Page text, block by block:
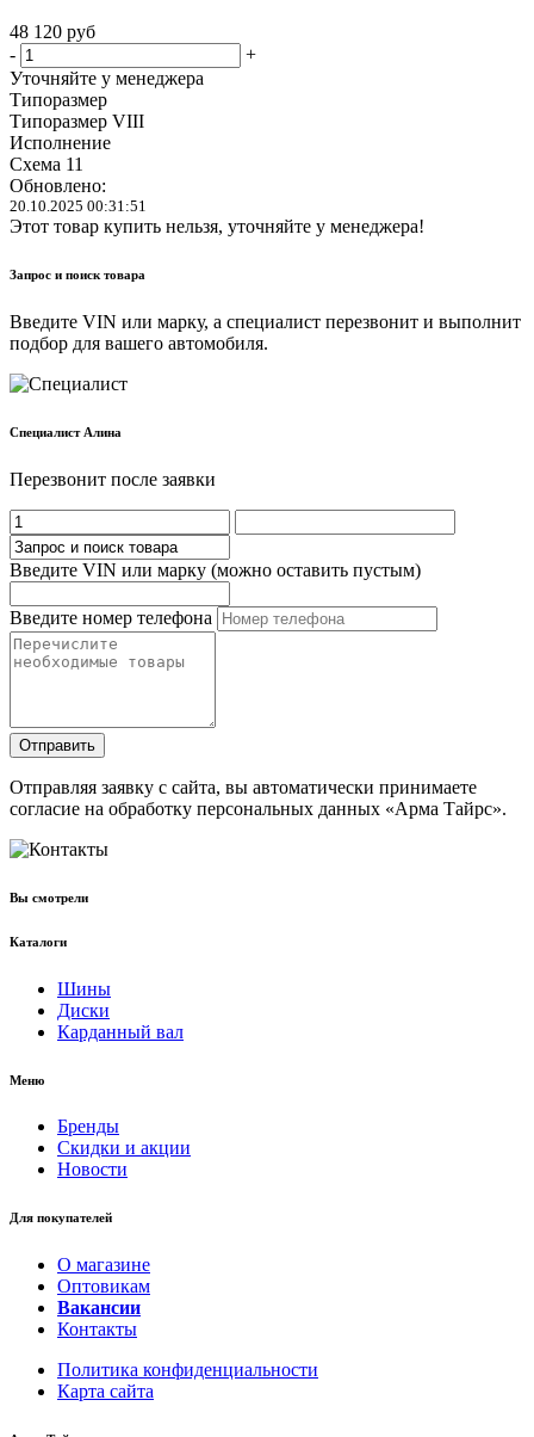
48 120 руб
-
+
Уточняйте у менеджера
Типоразмер
Типоразмер VIII
Исполнение
Схема 11
Обновлено:
20.10.2025 00:31:51
Этот товар купить нельзя, уточняйте у менеджера!
Запрос и поиск товара
Введите VIN или марку, а специалист перезвонит и выполнит
подбор для вашего автомобиля.
Cпециалист Алина
Перезвонит после заявки
Введите VIN или марку (можно оставить пустым)
Введите номер телефона
Отправить
Отправляя заявку с сайта, вы автоматически принимаете
согласие на обработку персональных данных «Арма Тайрс».
Вы смотрели
Каталоги
Шины
Диски
Карданный вал
Меню
Бренды
Скидки и акции
Новости
Для покупателей
О магазине
Оптовикам
Вакансии
Контакты
Политика конфиденциальности
Карта сайта